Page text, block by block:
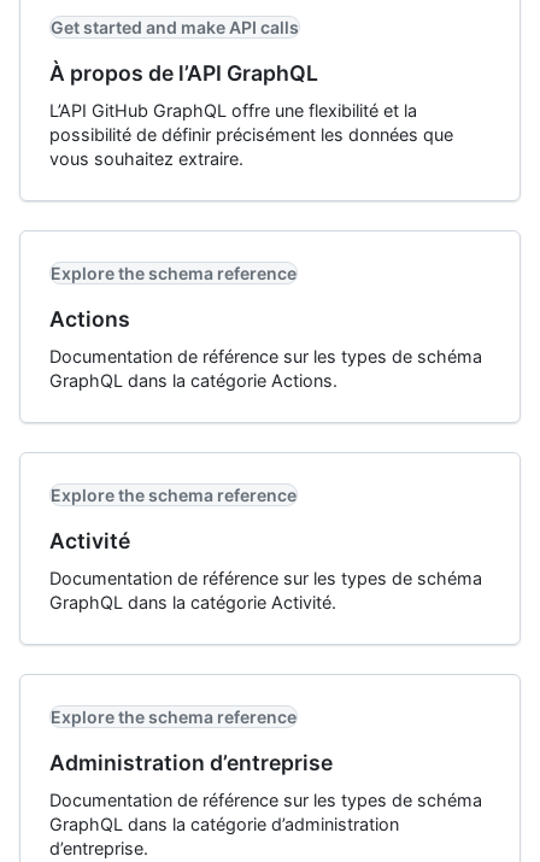
Get started and make API calls
À propos de l’API GraphQL
L’API GitHub GraphQL offre une flexibilité et la
possibilité de définir précisément les données que
vous souhaitez extraire.
Explore the schema reference
Actions
Documentation de référence sur les types de schéma
GraphQL dans la catégorie Actions.
Explore the schema reference
Activité
Documentation de référence sur les types de schéma
GraphQL dans la catégorie Activité.
Explore the schema reference
Administration d’entreprise
Documentation de référence sur les types de schéma
GraphQL dans la catégorie d’administration
d’entreprise.